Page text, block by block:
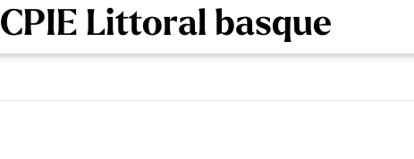
CPIE Littoral basque